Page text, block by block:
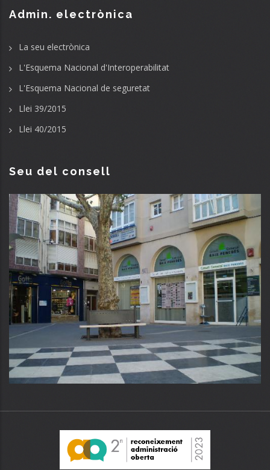
Admin. electrònica
La seu electrònica
L'Esquema Nacional d'Interoperabilitat
L'Esquema Nacional de seguretat
Llei 39/2015
Llei 40/2015
Seu del consell